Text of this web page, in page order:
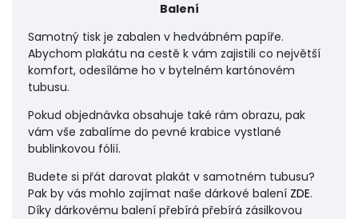
Balení
Samotný tisk je zabalen v hedvábném papíře.
Abychom plakátu na cestě k vám zajistili co největší
komfort, odesíláme ho v bytelném kartónovém
tubusu.
Pokud objednávka obsahuje také rám obrazu, pak
vám vše zabalíme do pevné krabice vystlané
bublinkovou fólií.
Budete si přát darovat plakát v samotném tubusu?
Pak by vás mohlo zajímat naše dárkové balení ZDE.
Díky dárkovému balení přebírá přebírá zásilkovou